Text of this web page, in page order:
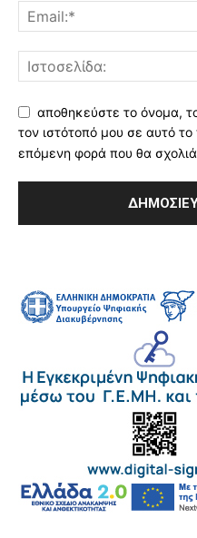
αποθηκεύστε το όνομα,
τον ιστότοπό μου σε αυτό
επόμενη φορά που θα